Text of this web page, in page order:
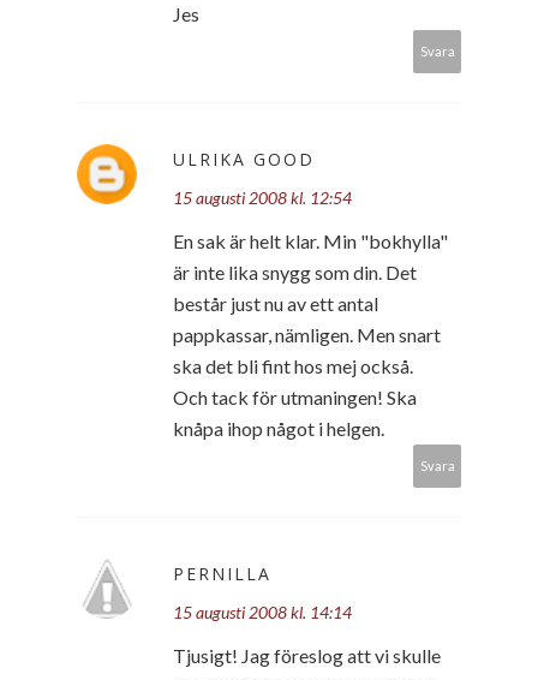
Jes
Svara
ULRIKA GOOD
15 augusti 2008 kl. 12:54
En sak är helt klar. Min "bokhylla"
är inte lika snygg som din. Det
består just nu av ett antal
pappkassar, nämligen. Men snart
ska det bli fint hos mej också.
Och tack för utmaningen! Ska
knåpa ihop något i helgen.
Svara
PERNILLA
15 augusti 2008 kl. 14:14
Tjusigt! Jag föreslog att vi skulle